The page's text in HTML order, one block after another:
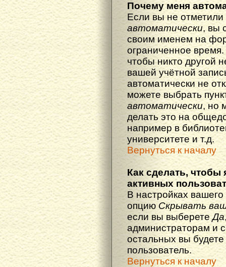
Почему меня
Если вы не отметили
автоматически, вы
своим именем на
ограниченное
чтобы никто другой
вашей учётной
автоматически не
можете выбрать
автоматически, но
делать это на
например в
университете и т.д.
Вернуться к началу
Как сделать, чтобы
активных
В настройках
опцию Скрывать
если вы выберетеДа
администраторам и
остальных вы
пользователь.
Вернуться к началу